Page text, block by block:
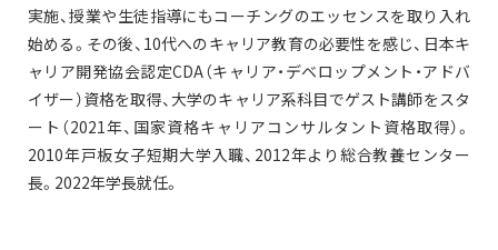
実施、授業や生徒指導にもコーチングのエッセンスを取り入れ
始める。その後、10代へのキャリア教育の必要性を感じ、日本キ
ャリア開発協会認定CDA（キャリア・デベロップメント・アドバ
イザー）資格を取得、大学のキャリア系科目でゲスト講師をスタ
ート（2021年、国家資格キャリアコンサルタント資格取得）。
2010年戸板女子短期大学入職、2012年より総合教養センター
長。2022年学長就任。